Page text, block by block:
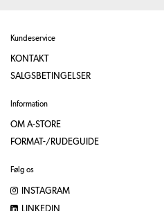
Kundeservice
KONTAKT
SALGSBETINGELSER
Information
OM A-STORE
FORMAT-/RUDEGUIDE
Følg os
INSTAGRAM